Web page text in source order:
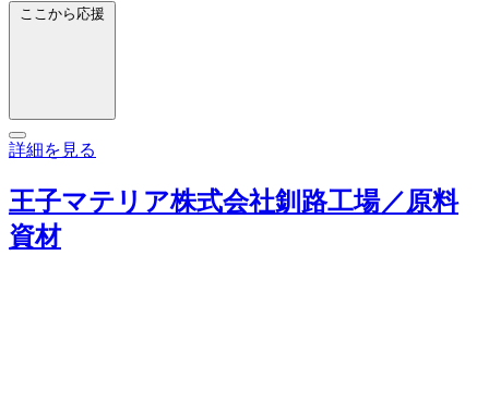
ここから応援
詳細を見る
王子マテリア株式会社釧路工場／原料
資材